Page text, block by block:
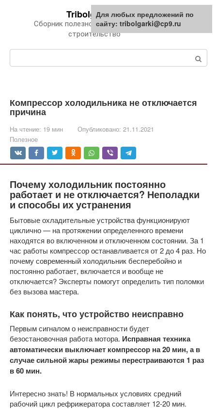
Tribolgarki.ru
Сборник полезной информации про
строительство
Компрессор холодильника не отключается
причина
На чтение: 19 мин Опубликовано: 21.11.2021
Полезное
Почему холодильник постоянно
работает и не отключается? Неполадки
и способы их устранения
Бытовые охладительные устройства функционируют
циклично — на протяжении определенного времени
находятся во включенном и отключенном состоянии. За 1
час работы компрессор останавливается от 2 до 4 раз. Но
почему современный холодильник бесперебойно и
постоянно работает, включается и вообще не
отключается? Эксперты помогут определить тип поломки
без вызова мастера.
Как понять, что устройство неисправно
Первым сигналом о неисправности будет
безостановочная работа мотора. Исправная техника
автоматически выключает компрессор на 20 мин, а в
случае сильной жары режимы перестраиваются 1 раз
в 60 мин.
Интересно знать! В нормальных условиях средний
рабочий цикл рефрижератора составляет 12-20 мин.
Для любых предложений по
сайту: tribolgarki@cp9.ru